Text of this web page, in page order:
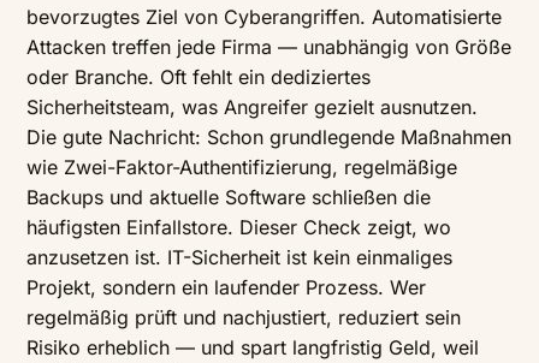
bevorzugtes Ziel von Cyberangriffen. Automatisierte
Attacken treffen jede Firma — unabhängig von Größe
oder Branche. Oft fehlt ein dediziertes
Sicherheitsteam, was Angreifer gezielt ausnutzen.
Die gute Nachricht: Schon grundlegende Maßnahmen
wie Zwei-Faktor-Authentifizierung, regelmäßige
Backups und aktuelle Software schließen die
häufigsten Einfallstore. Dieser Check zeigt, wo
anzusetzen ist. IT-Sicherheit ist kein einmaliges
Projekt, sondern ein laufender Prozess. Wer
regelmäßig prüft und nachjustiert, reduziert sein
Risiko erheblich — und spart langfristig Geld, weil